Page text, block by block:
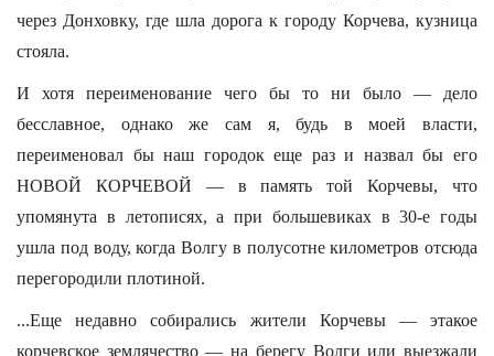
через Донховку, где шла дорога к городу Корчева, кузница
стояла.
И хотя переименование чего бы то ни было — дело
бесславное, однако же сам я, будь в моей власти,
переименовал бы наш городок еще раз и назвал бы его
НОВОЙ КОРЧЕВОЙ — в память той Корчевы, что
упомянута в летописях, а при большевиках в 30-е годы
ушла под воду, когда Волгу в полусотне километров отсюда
перегородили плотиной.
...Еще недавно собирались жители Корчевы — этакое
корчевское землячество — на берегу Волги или выезжали